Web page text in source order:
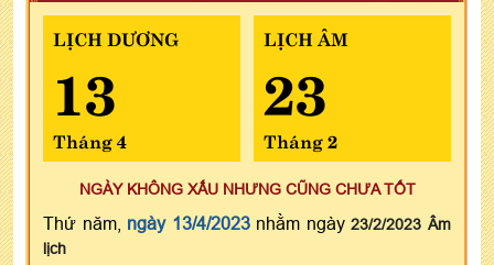
LỊCH DƯƠNG
13
Tháng 4
LỊCH ÂM
23
Tháng 2
NGÀY KHÔNG XẤU NHƯNG CŨNG CHƯA TỐT
Thứ năm, ngày 13/4/2023nhằm ngày23/2/2023 Âm
lịch